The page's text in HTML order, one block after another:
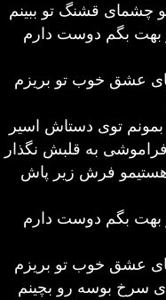
چشمای قشنگ تو ببینم
بهت بگم دوست دارم
عشق خوب تو بریزم
بمونم توی دستاش اسیر
به قلبش نگذار
فرش زیر پاش
بهت بگم دوست دارم
عشق خوب تو بریزم
سرخ بوسه رو بچینم